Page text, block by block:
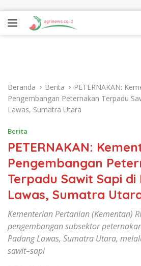
Beranda Berita
PETERNAKAN:
Pengembangan Peternakan Terpadu
Lawas, Sumatra Utara
Berita
PETERNAKAN:
Pengembangan
Terpadu Sawit Sapi di
Lawas, Sumatra
Kementerian Pertanian (Kementan)
pengembangan subsektor
Padang Lawas, Sumatra Utara,
sawit–sapi